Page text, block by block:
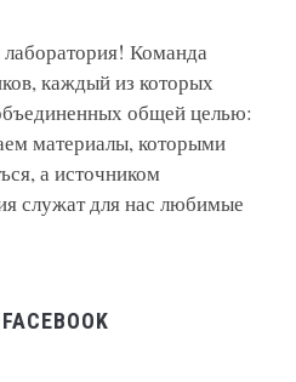
лаборатория! Команда
каждый из которых
общей целью:
материалы, которыми
а источником
служат для нас любимые